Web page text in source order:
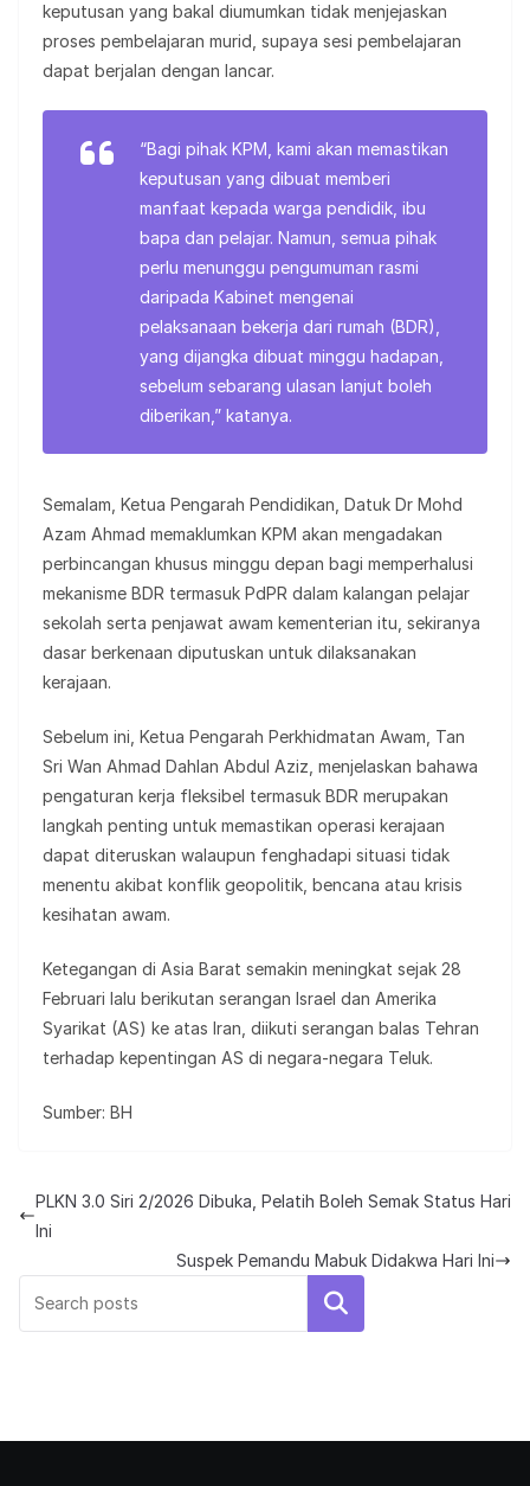
keputusan yang bakal diumumkan tidak menjejaskan
proses pembelajaran murid, supaya sesi pembelajaran
dapat berjalan dengan lancar.
“Bagi pihak KPM, kami akan memastikan
keputusan yang dibuat memberi
manfaat kepada warga pendidik, ibu
bapa dan pelajar. Namun, semua pihak
perlu menunggu pengumuman rasmi
daripada Kabinet mengenai
pelaksanaan bekerja dari rumah (BDR),
yang dijangka dibuat minggu hadapan,
sebelum sebarang ulasan lanjut boleh
diberikan,” katanya.
Semalam, Ketua Pengarah Pendidikan, Datuk Dr Mohd
Azam Ahmad memaklumkan KPM akan mengadakan
perbincangan khusus minggu depan bagi memperhalusi
mekanisme BDR termasuk PdPR dalam kalangan pelajar
sekolah serta penjawat awam kementerian itu, sekiranya
dasar berkenaan diputuskan untuk dilaksanakan
kerajaan.
Sebelum ini, Ketua Pengarah Perkhidmatan Awam, Tan
Sri Wan Ahmad Dahlan Abdul Aziz, menjelaskan bahawa
pengaturan kerja fleksibel termasuk BDR merupakan
langkah penting untuk memastikan operasi kerajaan
dapat diteruskan walaupun fenghadapi situasi tidak
menentu akibat konflik geopolitik, bencana atau krisis
kesihatan awam.
Ketegangan di Asia Barat semakin meningkat sejak 28
Februari lalu berikutan serangan Israel dan Amerika
Syarikat (AS) ke atas Iran, diikuti serangan balas Tehran
terhadap kepentingan AS di negara-negara Teluk.
Sumber: BH
PLKN 3.0 Siri 2/2026 Dibuka, Pelatih Boleh Semak Status Hari
Ini
Suspek Pemandu Mabuk Didakwa Hari Ini
Search